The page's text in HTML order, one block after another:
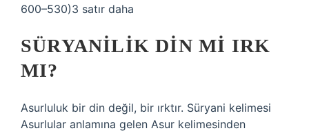
600–530)3 satır daha
SÜRYANILIK DIN MI IRK
MI?
Asurluluk bir din değil, bir ırktır. Süryani kelimesi
Asurlular anlamına gelen Asur kelimesinden